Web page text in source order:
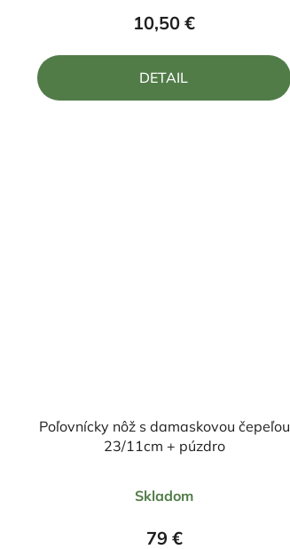
produktu
z
10,50 €
DETAIL
Poľovnícky nôž s damaskovou čepeľou
23/11cm + púzdro
hodnotenie
produktu
Skladom
79 €